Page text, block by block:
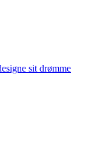
sit drømme